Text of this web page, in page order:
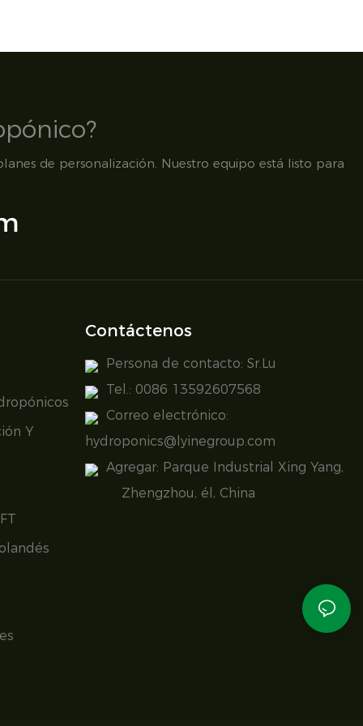
de personalización. Nuestro equipo está listo para
Y
Contáctenos
Persona de contacto: Sr.Lu
Tel.: 0086 13592607568
Correo electrónico:
hydroponics@lyinegroup.com
Agregar: Parque Industrial Xing Yang,
Zhengzhou, él, China